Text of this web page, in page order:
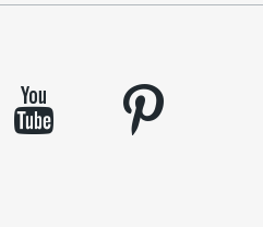
youtube
pinterest